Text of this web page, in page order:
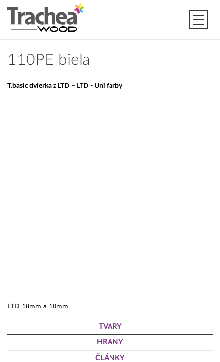
110PE biela
T.basic dvierka z LTD – LTD - Uni farby
LTD 18mm a 10mm
TVARY
HRANY
ČLÁNKY